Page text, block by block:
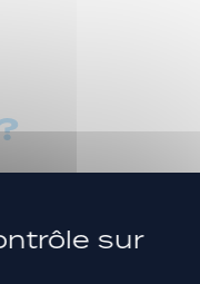
de faire ses
de fois. «
sur